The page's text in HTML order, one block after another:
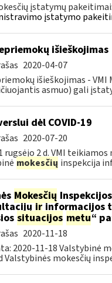
įstatymų pakeitimai:
įstatymo
išieškojimas
2020-04-07
išieškojimas -
asmuo) gali
dėl COVID-19
2020-07-20
rugsėjo 2 d. VMI
mokesčių inspekcija
Mokesčių
irinformacijos
situacijos metu“
2020-11-18
2020-11-18 Valstybinė
Valstybinės mokesčių